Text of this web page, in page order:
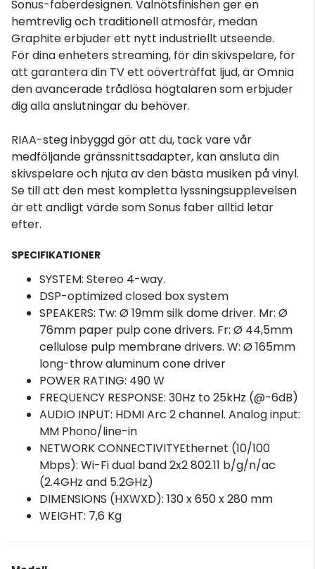
Sonus-faberdesignen. Valnötsfinishen ger en
hemtrevlig och traditionell atmosfär, medan
Graphite erbjuder ett nytt industriellt utseende.
För dina enheters streaming, för din skivspelare, för
att garantera din TV ett oöverträffat ljud, är Omnia
den avancerade trådlösa högtalaren som erbjuder
dig alla anslutningar du behöver.
RIAA-steg inbyggd gör att du, tack vare vår
medföljande gränssnittsadapter, kan ansluta din
skivspelare och njuta av den bästa musiken på vinyl.
Se till att den mest kompletta lyssningsupplevelsen
är ett andligt värde som Sonus faber alltid letar
efter.
SPECIFIKATIONER
SYSTEM: Stereo 4-way.
DSP-optimized closed box system
SPEAKERS: Tw: Ø 19mm silk dome driver. Mr: Ø
76mm paper pulp cone drivers. Fr: Ø 44,5mm
cellulose pulp membrane drivers. W: Ø 165mm
long-throw aluminum cone driver
POWER RATING: 490 W
FREQUENCY RESPONSE: 30Hz to 25kHz (@-6dB)
AUDIO INPUT: HDMI Arc 2 channel. Analog input:
MM Phono/line-in
NETWORK CONNECTIVITYEthernet (10/100
Mbps): Wi-Fi dual band 2x2 802.11 b/g/n/ac
(2.4GHz and 5.2GHz)
DIMENSIONS (HXWXD): 130 x 650 x 280 mm
WEIGHT: 7,6 Kg